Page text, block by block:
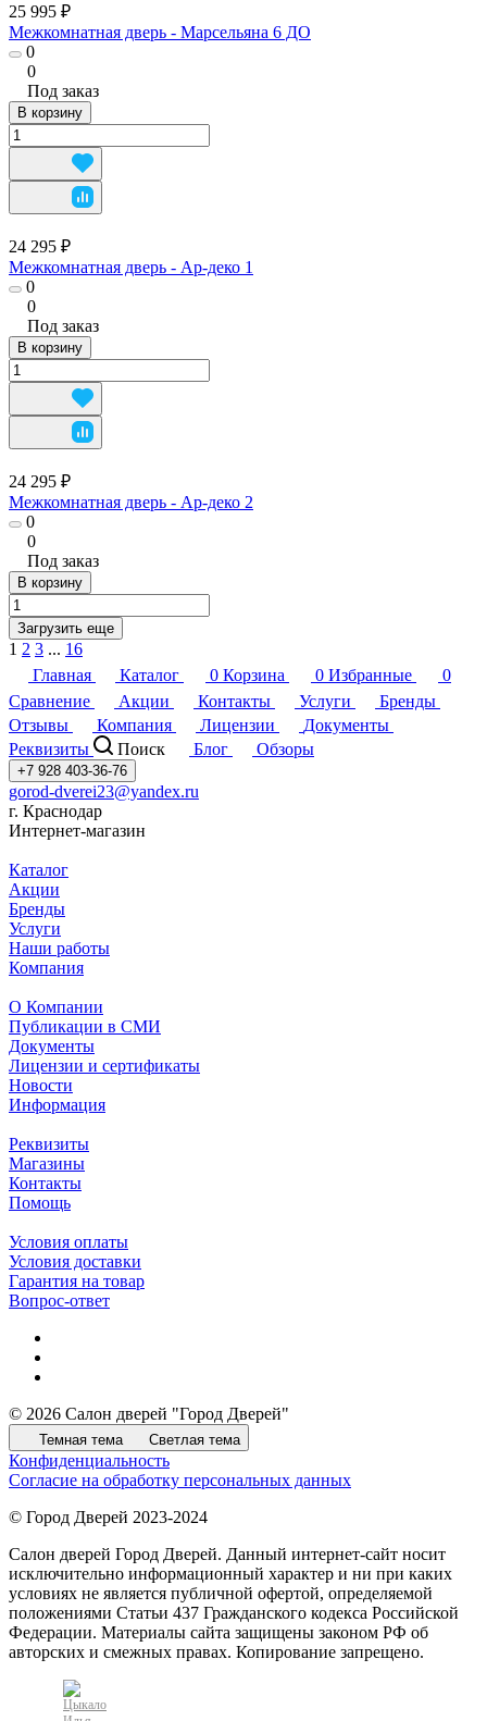
25 995 ₽
Межкомнатная дверь - Марсельяна 6 ДО
0
0
Под заказ
В корзину
24 295 ₽
Межкомнатная дверь - Ар-деко 1
0
0
Под заказ
В корзину
24 295 ₽
Межкомнатная дверь - Ар-деко 2
0
0
Под заказ
В корзину
Загрузить еще
1 2 3 ... 16
Главная
Каталог 0 Корзина 0 Избранные
0
Сравнение
Акции Контакты Услуги
Бренды
Отзывы
Компания Лицензии
Документы
Реквизиты
Поиск Блог Обзоры
+7 928 403-36-76
gorod-dverei23@yandex.ru
г. Краснодар
Интернет-магазин
Каталог
Акции
Бренды
Услуги
Наши работы
Компания
О Компании
Публикации в СМИ
Документы
Лицензии и сертификаты
Новости
Информация
Реквизиты
Магазины
Контакты
Помощь
Условия оплаты
Условия доставки
Гарантия на товар
Вопрос-ответ
© 2026 Салон дверей "Город Дверей"
Темная тема Светлая тема
Конфиденциальность
Согласие на обработку персональных данных
© Город Дверей 2023-2024
Салон дверей Город Дверей. Данный интернет-сайт носит
исключительно информационный характер и ни при каких
условиях не является публичной офертой, определяемой
положениями Статьи 437 Гражданского кодекса Российской
Федерации. Материалы сайта защищены законом РФ об
авторских и смежных правах. Копирование запрещено.